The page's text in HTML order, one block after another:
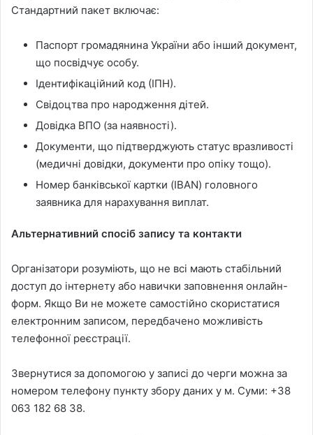
Стандартний пакет включає:
Паспорт громадянина України або інший документ,
що посвідчує особу.
Ідентифікаційний код (ІПН).
Свідоцтва про народження дітей.
Довідка ВПО (за наявності).
Документи, що підтверджують статус вразливості
(медичні довідки, документи про опіку тощо).
Номер банківської картки (IBAN) головного
заявника для нарахування виплат.
Альтернативний спосіб запису та контакти
Організатори розуміють, що не всі мають стабільний
доступ до інтернету або навички заповнення онлайн-
форм. Якщо Ви не можете самостійно скористатися
електронним записом, передбачено можливість
телефонної реєстрації.
Звернутися за допомогою у записі до черги можна за
номером телефону пункту збору даних у м. Суми: +38
063 182 68 38.